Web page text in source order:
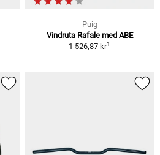
Puig
Vindruta Rafale med ABE
1 526,87 kr1